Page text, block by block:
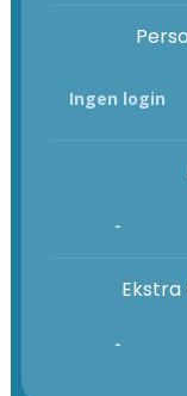
Ingen login
-
-